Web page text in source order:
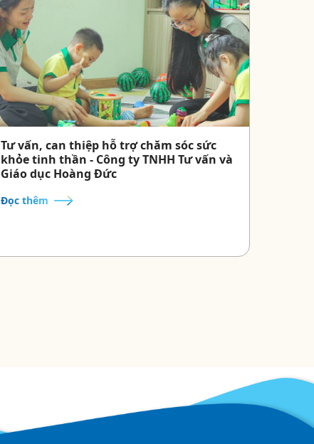
Tư vấn, can thiệp hỗ trợ chăm sóc sức
khỏe tinh thần - Công ty TNHH Tư vấn và
Giáo dục Hoàng Đức
Đọc thêm